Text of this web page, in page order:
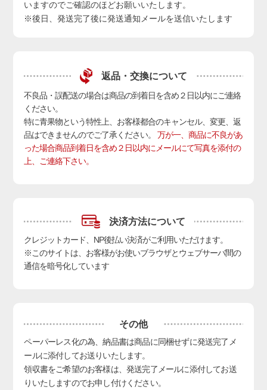
いますのでご確認のほどお願いいたします。
※後日、発送完了後に発送通知メールを送信いたします
返品・交換について
不良品・誤配送の場合は商品の到着日を含め２日以内にご連絡
ください。
特に青果物という特性上、お客様都合のキャンセル、変更、返
品はできませんのでご了承ください。万が一、商品に不良があ
った場合商品到着日を含め２日以内にメールにて写真を添付の
上、ご連絡下さい。
決済方法について
クレジットカード、NP後払い決済がご利用いただけます。
※このサイトは、お客様がお使いブラウザとウェブサーバ間の
通信を暗号化しています
その他
ペーパーレス化の為、納品書は商品に同梱せずに発送完了メ
ールに添付してお送りいたします。
領収書をご希望のお客様は、発送完了メールに添付してお送
りいたしますのでお申し付けください。